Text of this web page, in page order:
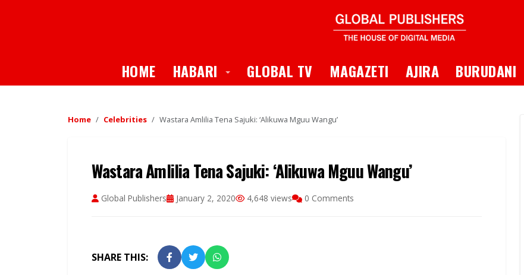
HOME HABARI Toggle Dropdown
GLOBAL TV MAGAZETI AJIRA BURUDANI
Home Celebrities Wastara Amlilia Tena Sajuki: ‘Alikuwa Mguu Wangu’
Wastara Amlilia Tena Sajuki: ‘Alikuwa Mguu Wangu’
Global Publishers January 2, 2020 4,648 views 0 Comments
SHARE THIS: